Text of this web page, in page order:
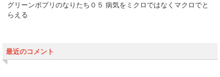
グリーンポプリのなりたち０５ 病気をミクロではなくマクロでと
らえる
最近のコメント